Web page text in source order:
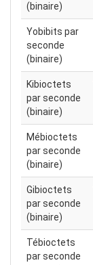
(binaire)
Yobibits par
seconde
(binaire)
Kibioctets
par seconde
(binaire)
Mébioctets
par seconde
(binaire)
Gibioctets
par seconde
(binaire)
Tébioctets
par seconde